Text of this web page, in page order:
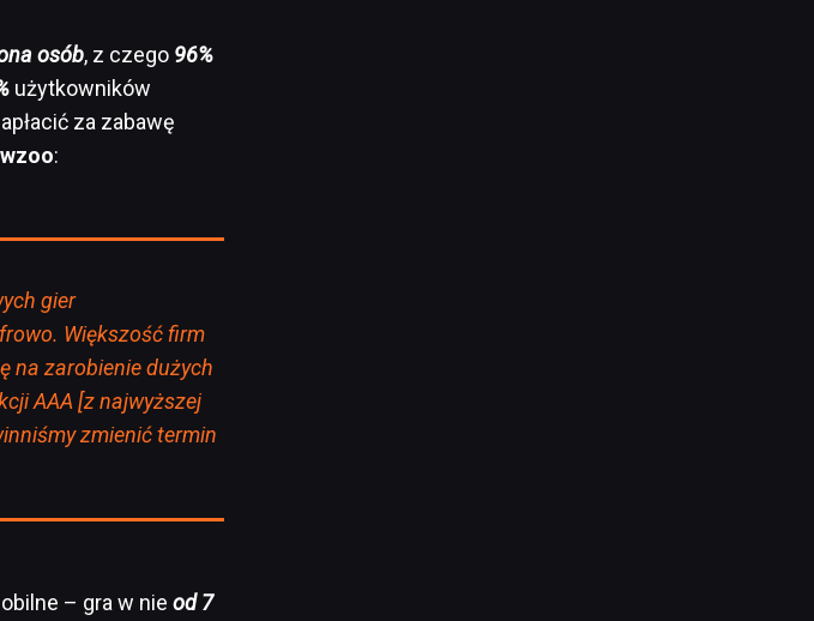
osób, z czego 96%
użytkowników
za zabawę
:
gier
Większość firm
na zarobienie dużych
AAA [z najwyższej
zmienić termin
– gra w nie od 7